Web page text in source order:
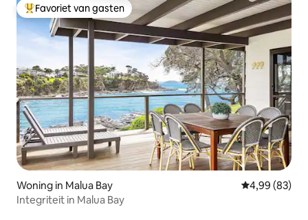
Topfavoriet van gasten
Favoriet van gasten
Woning in Malua Bay Gemiddelde
4,99 (83)
Integriteit in Malua Bay